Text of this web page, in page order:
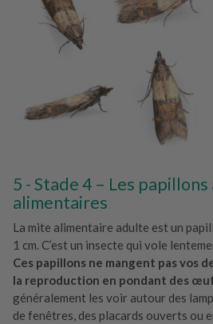
Stade 4 – Les
alimentaires
La mite alimentaire adulte est un
1 cm. C’est un insecte qui vole
Ces papillons ne mangent pas vos
la reproduction en pondant des
généralement les voir autour des
de fenêtres, des placards ouverts ou